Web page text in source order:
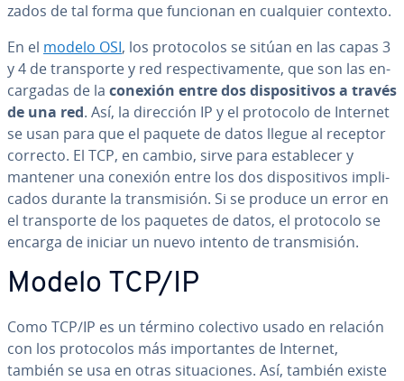
za­dos de tal forma que funcionan en cualquier contexto.
En el modelo OSI, los pro­to­co­los se sitúan en las capas 3
y 4 de tra­n­s­po­r­te y red re­s­pe­c­ti­va­me­n­te, que son las en­
ca­r­ga­das de la conexión entre dos di­s­po­si­ti­vos a través
de una red. Así, la dirección IP y el protocolo de Internet
se usan para que el paquete de datos llegue al receptor
correcto. El TCP, en cambio, sirve para es­ta­ble­cer y
mantener una conexión entre los dos di­s­po­si­ti­vos im­pli­
ca­dos durante la tra­n­s­mi­sión. Si se produce un error en
el tra­n­s­po­r­te de los paquetes de datos, el protocolo se
encarga de iniciar un nuevo intento de tra­n­s­mi­sión.
Modelo TCP/IP
Como TCP/IP es un término colectivo usado en relación
con los pro­to­co­los más im­po­r­ta­n­tes de Internet,
también se usa en otras si­tua­cio­nes. Así, también existe